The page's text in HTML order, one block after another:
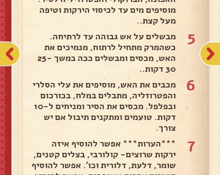
מוסיפים מים עד לכיסוי הירקות וטיפה
מעל קצת..
5
מבשלים על אש גבוהה עד לרתיחה.
כשהמרק מתחיל לרתוח, מנמיכים את
האש, מכסים ומבשלים ככה במשך 25-
30 דקות..
6
מכבים את האש, מוסיפים את עלי הסלרי
והפטרוזליה, מתבלים במלח, בכורכום
ובפלפל. מכסים את הסיר ומניחים ל-10
דקות. טועמים ומתקנים תיבול אם יש
צורך.
7
***הערות*** אפשר להוסיף איזה
ירקות שרוצים- קולורבי, בצלים קטנים,
שומר, דלעת, דלורית וכו'. אפשר להוסיף